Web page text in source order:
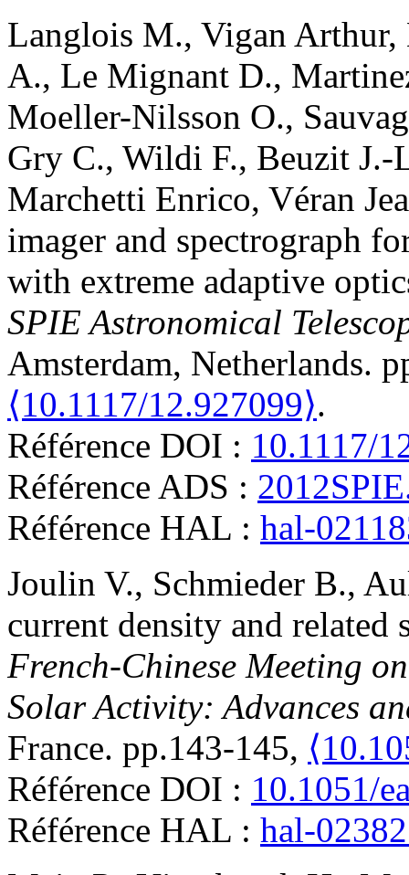
Langlois M., Vigan Arthur,
A., Le Mignant D.,
Moeller-Nilsson O.,
Gry C., Wildi F., Beuzit J.-
Marchetti Enrico, Véran
imager and spectrograph
with extreme adaptive
SPIE Astronomical
Amsterdam, Netherlands.
⟨10.1117/12.927099⟩.
Référence DOI : 10.1117/
Référence ADS :
Référence HAL : hal-
Joulin V., Schmieder B.,
current density and
French-Chinese Meeting
Solar Activity: Advances
France. pp.143-145,
Référence DOI : 10.1051/
Référence HAL : hal-